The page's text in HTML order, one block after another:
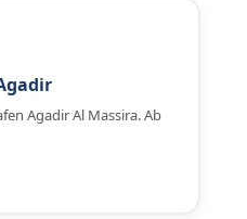
Agadir Al Massira. Ab